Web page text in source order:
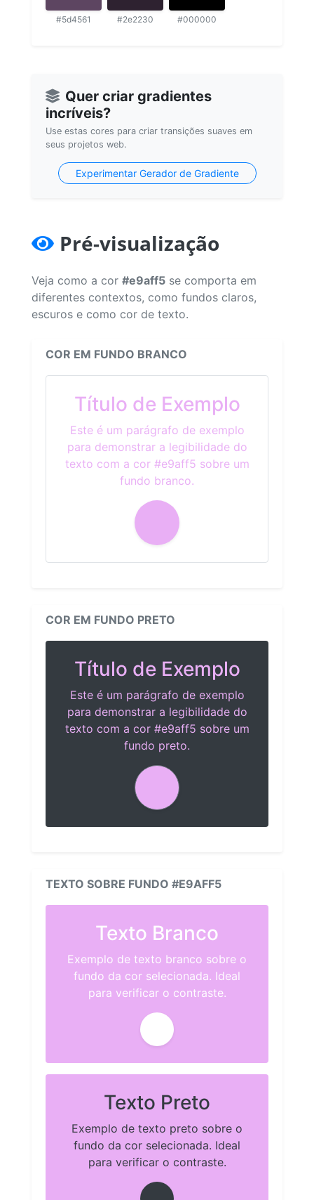
#5d4561 #2e2230 #000000
Quer criar gradientes
incríveis?
Use estas cores para criar transições suaves em
seus projetos web.
Experimentar Gerador de Gradiente
Pré-visualização
Veja como a cor #e9aff5 se comporta em
diferentes contextos, como fundos claros,
escuros e como cor de texto.
COR EM FUNDO BRANCO
Título de Exemplo
Este é um parágrafo de exemplo
para demonstrar a legibilidade do
texto com a cor #e9aff5 sobre um
fundo branco.
COR EM FUNDO PRETO
Título de Exemplo
Este é um parágrafo de exemplo
para demonstrar a legibilidade do
texto com a cor #e9aff5 sobre um
fundo preto.
TEXTO SOBRE FUNDO #E9AFF5
Texto Branco
Exemplo de texto branco sobre o
fundo da cor selecionada. Ideal
para verificar o contraste.
Texto Preto
Exemplo de texto preto sobre o
fundo da cor selecionada. Ideal
para verificar o contraste.